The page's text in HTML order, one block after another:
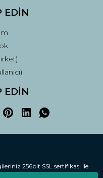
EDİN
EDİN
256bit SSL sertifikası ile